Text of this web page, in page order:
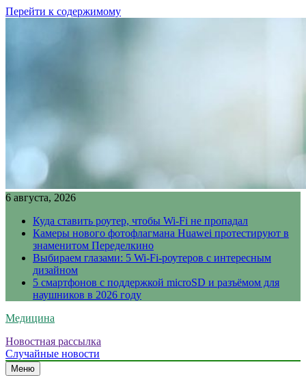
Перейти к содержимому
6 августа, 2026
Куда ставить роутер, чтобы Wi-Fi не пропадал
Камеры нового фотофлагмана Huawei протестируют в
знаменитом Переделкино
Выбираем глазами: 5 Wi-Fi-роутеров с интересным
дизайном
5 смартфонов с поддержкой microSD и разъёмом для
наушников в 2026 году
Медицина
Новостная рассылка
Случайные новости
Меню